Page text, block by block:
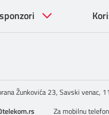
Žunkovića 23, Savski venac,
Za mobilnu